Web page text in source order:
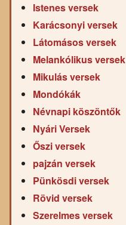
Istenes versek
Karácsonyi versek
Látomásos versek
Melankólikus versek
Mikulás versek
Mondókák
Névnapi köszöntők
Nyári Versek
Őszi versek
pajzán versek
Pünkösdi versek
Rövid versek
Szerelmes versek